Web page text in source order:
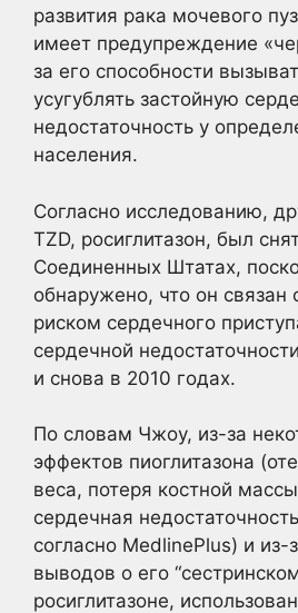
развития рака мочевого
имеет предупреждение
за его способности
усугублять застойную
недостаточность у
населения.
Согласно исследованию,
TZD, росиглитазон, был
Соединенных Штатах,
обнаружено, что он связан
риском сердечного
сердечной
и снова в 2010 годах.
По словам Чжоу, из-за
эффектов пиоглитазона
веса, потеря костной
сердечная
согласно MedlinePlus) и
выводов о его
росиглитазоне,